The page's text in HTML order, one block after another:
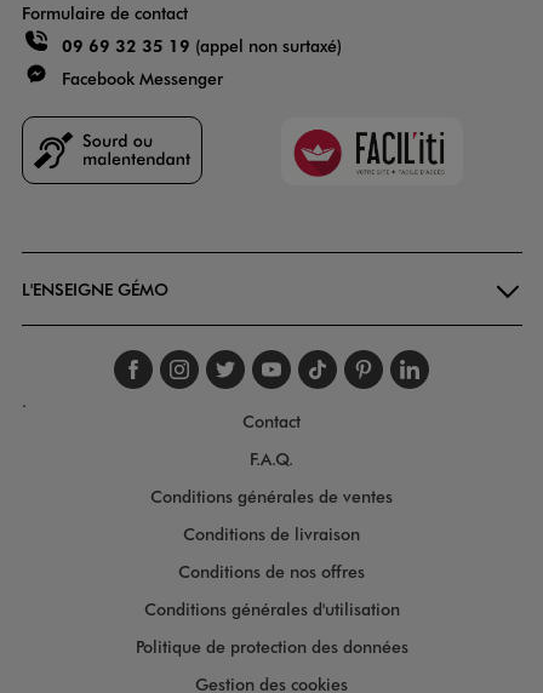
Formulaire de contact
09 69 32 35 19 (appel non surtaxé)
Facebook Messenger
Faciliti
L'ENSEIGNE GÉMO
Suivez-nous sur
Suivez-nous sur
Suivez-nous sur
Suivez-nous
Suivez-nous
Suivez-
.
Contact
F.A.Q.
Conditions générales de ventes
Conditions de livraison
Conditions de nos offres
Conditions générales d'utilisation
Politique de protection des données
Gestion des cookies